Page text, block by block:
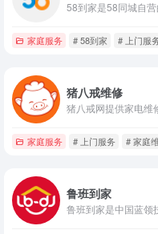
家庭服务 # 58到家 # 上门服
猪八戒维修
家庭服务 # 上门服务 # 家庭
鲁班到家